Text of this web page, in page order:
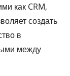
как CRM,
создать
в
между